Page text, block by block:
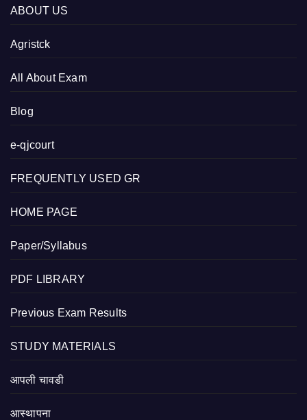
ABOUT US
Agristck
All About Exam
Blog
e-qjcourt
FREQUENTLY USED GR
HOME PAGE
Paper/Syllabus
PDF LIBRARY
Previous Exam Results
STUDY MATERIALS
आपली चावडी
आस्थापना